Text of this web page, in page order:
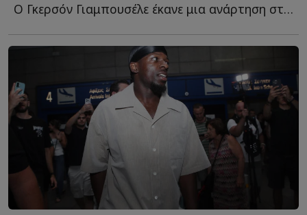
Ο Γκερσόν Γιαμπουσέλε έκανε μια ανάρτηση στα social media, κ...